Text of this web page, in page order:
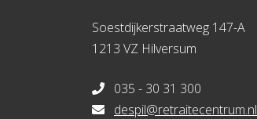
Soestdijkerstraatweg 147-A
1213 VZ Hilversum
035 - 30 31 300
despil@retraitecentrum.nl